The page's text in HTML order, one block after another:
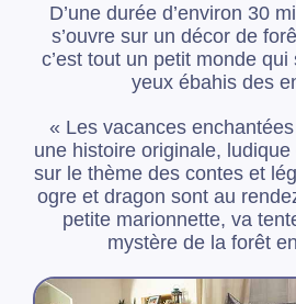
D’une durée d’environ 30
s’ouvre sur un décor de
c’est tout un petit monde qui
yeux ébahis des
« Les vacances
une histoire originale,
sur le thème des contes et
ogre et dragon sont au
petite marionnette, va
mystère de la forêt